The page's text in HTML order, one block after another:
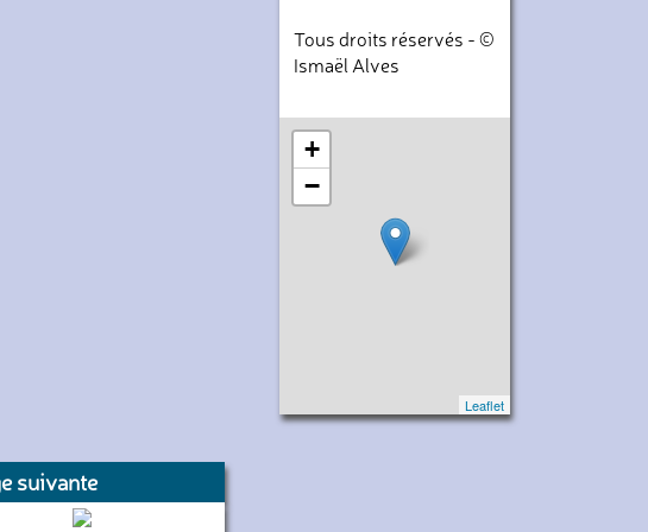
Tous droits réservés - ©
Ismaël Alves
+
−
Leaflet
suivante